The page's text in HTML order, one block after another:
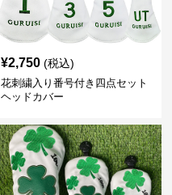
¥2,750 (税込)
花刺繍入り番号付き四点セット
ヘッドカバー